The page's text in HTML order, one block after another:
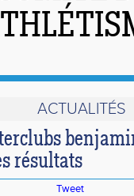
ACTUALITÉS
résultats
Tweet